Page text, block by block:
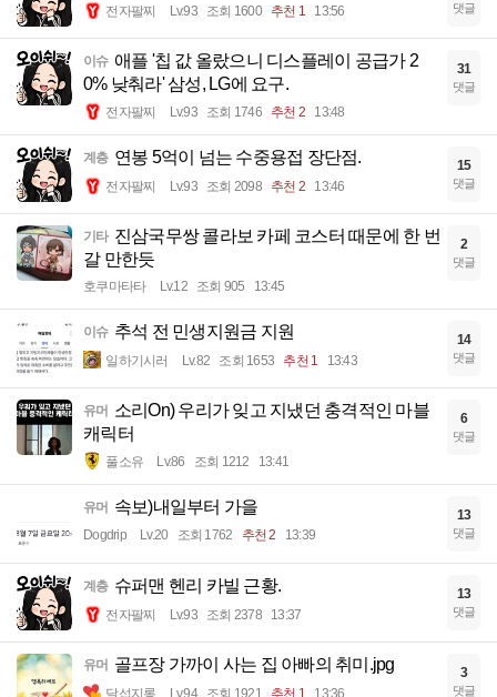
전자팔찌 Lv.93 조회 1600 추천 1 13:56 댓글
이슈 애플 '칩 값 올랐으니 디스플레이 공급가 2
0% 낮춰라' 삼성, LG에 요구.
전자팔찌 Lv.93 조회 1746 추천 2 13:48
31
댓글
계층 연봉 5억이 넘는 수중용접 장단점.
전자팔찌 Lv.93 조회 2098 추천 2 13:46
15
댓글
기타 진삼국무쌍 콜라보 카페 코스터 때문에 한 번
갈 만한듯
호쿠마타타 Lv.12 조회 905 13:45
2
댓글
이슈 추석 전 민생지원금 지원
일하기시러 Lv.82 조회 1653 추천 1 13:43
14
댓글
유머 소리On) 우리가 잊고 지냈던 충격적인 마블
캐릭터
풀소유 Lv.86 조회 1212 13:41
6
댓글
유머 속보)내일부터 가을
Dogdrip Lv.20 조회 1762 추천 2 13:39
13
댓글
계층 슈퍼맨 헨리 카빌 근황.
전자팔찌 Lv.93 조회 2378 13:37
13
댓글
유머 골프장 가까이 사는 집 아빠의 취미.jpg 3
댓글